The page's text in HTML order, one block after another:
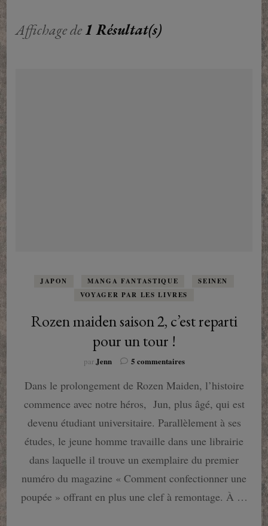
Affichage de1 Résultat(s)
JAPON MANGA FANTASTIQUE
SEINEN
VOYAGER PAR LES LIVRES
Rozen maiden saison 2, c’est reparti
pour un tour !
par Jenn 5 commentairessur
maiden
2,
c’est
pour
!
Dans le prolongement de Rozen Maiden, l’histoire
commence avec notre héros, Jun, plus âgé, qui est
devenu étudiant universitaire. Parallèlement à ses
études, le jeune homme travaille dans une librairie
dans laquelle il trouve un exemplaire du premier
numéro du magazine « Comment confectionner une
poupée » offrant en plus une clef à remontage. À …